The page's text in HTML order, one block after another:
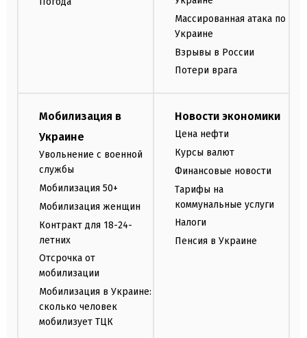
Массированная атака по
Украине
Взрывы в России
Потери врага
Мобилизация в
Украине
Увольнение с военной
службы
Мобилизация 50+
Мобилизация женщин
Контракт для 18-24-
летних
Отсрочка от
мобилизации
Мобилизация в Украине:
сколько человек
мобилизует ТЦК
Новости экономики
Цена нефти
Курсы валют
Финансовые новости
Тарифы на
коммунальные услуги
Налоги
Пенсия в Украине